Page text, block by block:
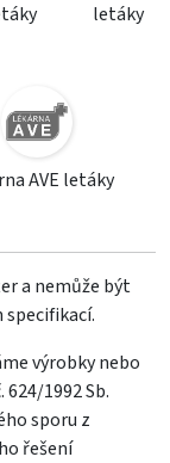
letáky
AVE letáky
a nemůže být
výrobky nebo
1992 Sb.
sporu z
řešení